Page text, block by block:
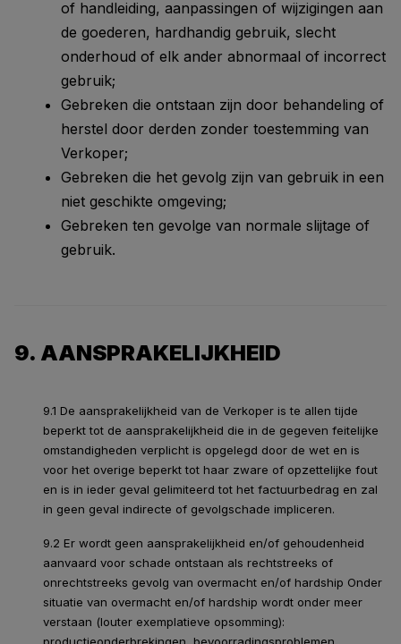
of handleiding, aanpassingen of wijzigingen aan
de goederen, hardhandig gebruik, slecht
onderhoud of elk ander abnormaal of incorrect
gebruik;
Gebreken die ontstaan zijn door behandeling of
herstel door derden zonder toestemming van
Verkoper;
Gebreken die het gevolg zijn van gebruik in een
niet geschikte omgeving;
Gebreken ten gevolge van normale slijtage of
gebruik.
9. AANSPRAKELIJKHEID
9.1 De aansprakelijkheid van de Verkoper is te allen tijde
beperkt tot de aansprakelijkheid die in de gegeven feitelijke
omstandigheden verplicht is opgelegd door de wet en is
voor het overige beperkt tot haar zware of opzettelijke fout
en is in ieder geval gelimiteerd tot het factuurbedrag en zal
in geen geval indirecte of gevolgschade impliceren.
9.2 Er wordt geen aansprakelijkheid en/of gehoudenheid
aanvaard voor schade ontstaan als rechtstreeks of
onrechtstreeks gevolg van overmacht en/of hardship Onder
situatie van overmacht en/of hardship wordt onder meer
verstaan (louter exemplatieve opsomming):